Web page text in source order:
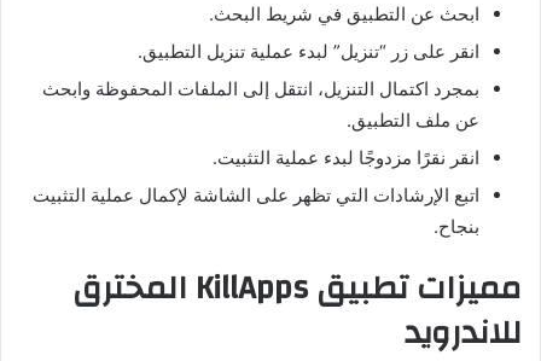
ابحث عن التطبيق في شريط البحث.
انقر على زر “تنزيل” لبدء عملية تنزيل التطبيق.
بمجرد اكتمال التنزيل، انتقل إلى الملفات المحفوظة وابحث
عن ملف التطبيق.
انقر نقرًا مزدوجًا لبدء عملية التثبيت.
اتبع الإرشادات التي تظهر على الشاشة لإكمال عملية التثبيت
بنجاح.
مميزات تطبيق KillApps المخترق
للاندرويد